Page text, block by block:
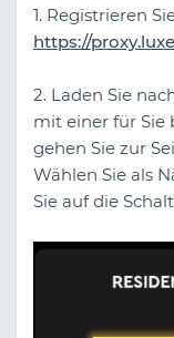
1. Registrieren
https://proxy.luxe
2. Laden Sie
mit einer für Sie
gehen Sie zur
Wählen Sie als
Sie auf die